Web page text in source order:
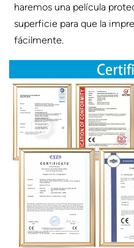
haremos una película
superficie para que la
fácilmente.